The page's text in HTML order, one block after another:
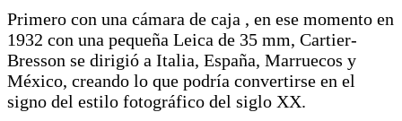
Primero con una cámara de caja , en ese momento en
1932 con una pequeña Leica de 35 mm, Cartier-
Bresson se dirigió a Italia, España, Marruecos y
México, creando lo que podría convertirse en el
signo del estilo fotográfico del siglo XX.